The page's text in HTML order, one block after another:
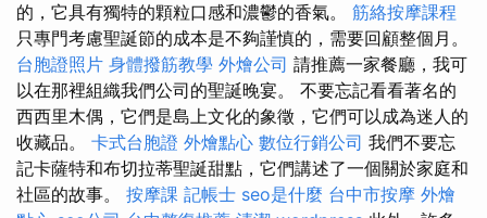
的，它具有獨特的顆粒口感和濃鬱的香氣。 筋絡按摩課程
只專門考慮聖誕節的成本是不夠謹慎的，需要回顧整個月。
台胞證照片 身體撥筋教學 外燴公司 請推薦一家餐廳，我可
以在那裡組織我們公司的聖誕晚宴。 不要忘記看看著名的
西西里木偶，它們是島上文化的象徵，它們可以成為迷人的
收藏品。 卡式台胞證 外燴點心 數位行銷公司 我們不要忘
記卡薩特和布切拉蒂聖誕甜點，它們講述了一個關於家庭和
社區的故事。 按摩課 記帳士 seo是什麼 台中市按摩 外燴